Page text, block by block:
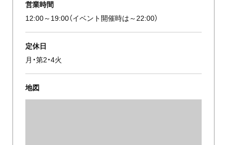
営業時間
12:00～19:00（イベント開催時は～22:00）
定休日
月・第2・4火
地図